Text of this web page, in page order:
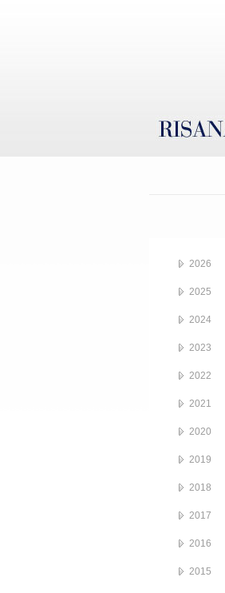
2026
2025
2024
2023
2022
2021
2020
2019
2018
2017
2016
2015